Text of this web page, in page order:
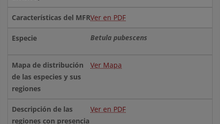
Ver en PDF
Betula pubescens
Ver Mapa
Ver en PDF